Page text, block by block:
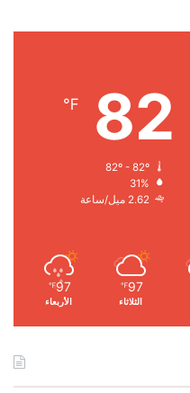
82
℉
31%
2.62 ميل/ساعة
97
℉
الثلاثاء
97
℉
الأربعاء